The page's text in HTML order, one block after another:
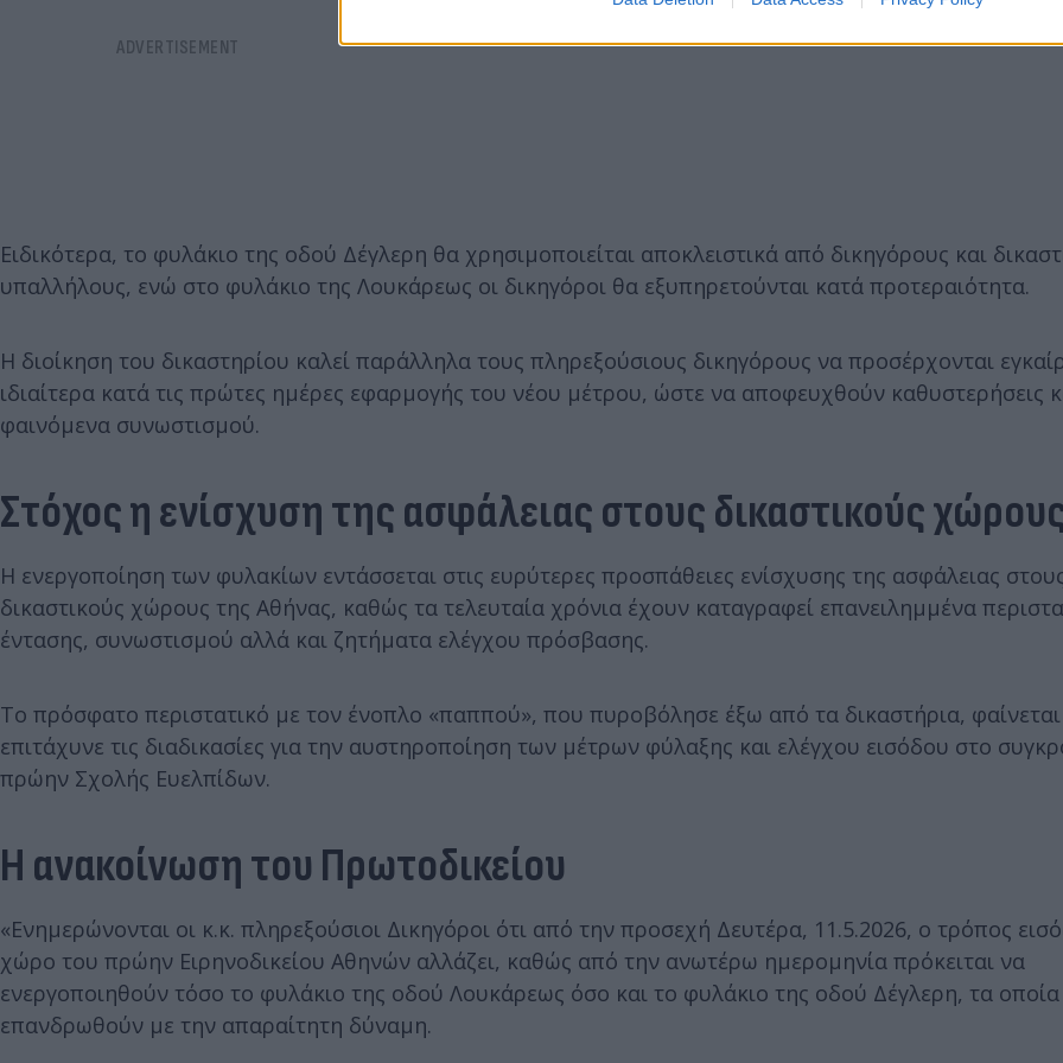
Ειδικότερα, το φυλάκιο της οδού Δέγλερη θα χρησιμοποιείται αποκλειστικά από δικηγόρους και
υπαλλήλους, ενώ στο φυλάκιο της Λουκάρεως οι δικηγόροι θα εξυπηρετούνται κατά προτεραιότητα.
Η διοίκηση του δικαστηρίου καλεί παράλληλα τους πληρεξούσιους δικηγόρους να προσέρχονται
ιδιαίτερα κατά τις πρώτες ημέρες εφαρμογής του νέου μέτρου, ώστε να αποφευχθούν καθυστερήσεις
φαινόμενα συνωστισμού.
Στόχος η ενίσχυση της ασφάλειας στους δικαστικούς
Η ενεργοποίηση των φυλακίων εντάσσεται στις ευρύτερες προσπάθειες ενίσχυσης της ασφάλειας
δικαστικούς χώρους της Αθήνας, καθώς τα τελευταία χρόνια έχουν καταγραφεί επανειλημμένα
έντασης, συνωστισμού αλλά και ζητήματα ελέγχου πρόσβασης.
Το πρόσφατο περιστατικό με τον ένοπλο «παππού», που πυροβόλησε έξω από τα δικαστήρια,
επιτάχυνε τις διαδικασίες για την αυστηροποίηση των μέτρων φύλαξης και ελέγχου εισόδου στο
πρώην Σχολής Ευελπίδων.
Η ανακοίνωση του Πρωτοδικείου
«Ενημερώνονται οι κ.κ. πληρεξούσιοι Δικηγόροι ότι από την προσεχή Δευτέρα, 11.5.2026, ο τρόπος
χώρο του πρώην Ειρηνοδικείου Αθηνών αλλάζει, καθώς από την ανωτέρω ημερομηνία πρόκειται να
ενεργοποιηθούν τόσο το φυλάκιο της οδού Λουκάρεως όσο και το φυλάκιο της οδού Δέγλερη, τα
επανδρωθούν με την απαραίτητη δύναμη.